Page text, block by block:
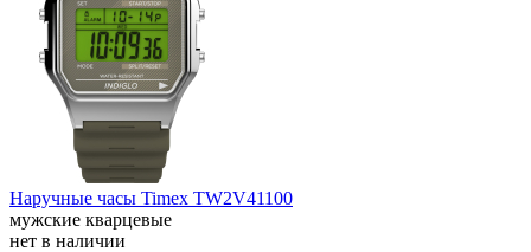
Наручные часы Timex TW2V41100
мужские кварцевые
нет в наличии